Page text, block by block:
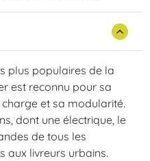
plus populaires de la
est reconnu pour sa
et sa modularité.
dont une électrique, le
de tous les
aux livreurs urbains.